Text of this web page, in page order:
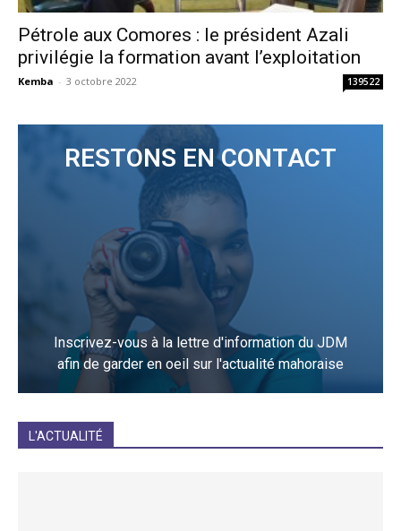
Pétrole aux Comores : le président Azali
privilégie la formation avant l’exploitation
Kemba - 3 octobre 2022 139522
RESTONS EN CONTACT
Inscrivez-vous à la lettre d'information du JDM
afin de garder en oeil sur l'actualité mahoraise
L'ACTUALITÉ